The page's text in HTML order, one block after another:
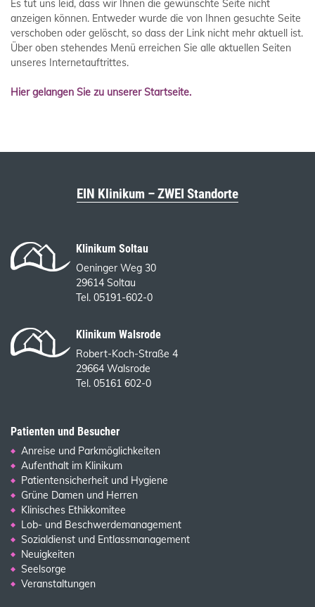
Es tut uns leid, dass wir Ihnen die gewünschte Seite nicht
anzeigen können. Entweder wurde die von Ihnen gesuchte Seite
verschoben oder gelöscht, so dass der Link nicht mehr aktuell ist.
Über oben stehendes Menü erreichen Sie alle aktuellen Seiten
unseres Internetauftrittes.
Hier gelangen Sie zu unserer Startseite.
EIN Klinikum – ZWEI Standorte
Klinikum Soltau
Oeninger Weg 30
29614 Soltau
Tel. 05191-602-0
Klinikum Walsrode
Robert-Koch-Straße 4
29664 Walsrode
Tel. 05161 602-0
Patienten und Besucher
Anreise und Parkmöglichkeiten
Aufenthalt im Klinikum
Patientensicherheit und Hygiene
Grüne Damen und Herren
Klinisches Ethikkomitee
Lob- und Beschwerdemanagement
Sozialdienst und Entlassmanagement
Neuigkeiten
Seelsorge
Veranstaltungen